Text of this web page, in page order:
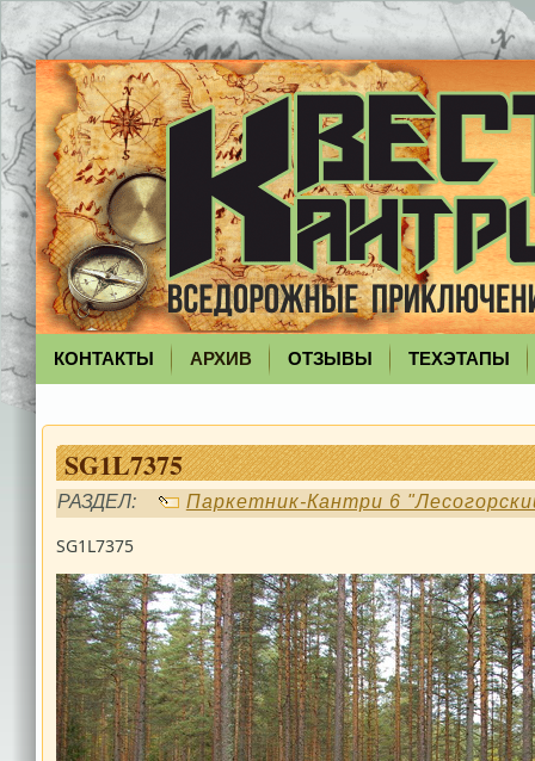
КОНТАКТЫ АРХИВ ОТЗЫВЫ ТЕХЭТАПЫ
SG1L7375
РАЗДЕЛ: Паркетник-Кантри 6
SG1L7375